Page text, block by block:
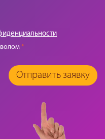
*
Отправить заявку